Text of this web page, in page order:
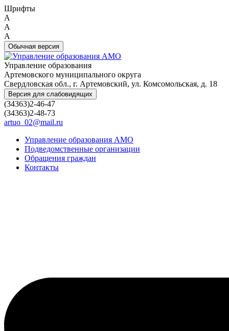
Шрифты
A
A
A
Обычная версия
Управление образования
Артемовского муниципального округа
Свердловская обл., г. Артемовский, ул. Комсомольская, д. 18
Версия для слабовидящих
(34363)2-46-47
(34363)2-48-73
artuo_02@mail.ru
Управление образования АМО
Подведомственные организации
Обращения граждан
Контакты